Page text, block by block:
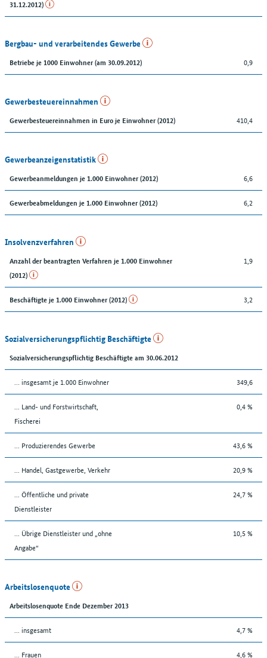
31.12.2012)
Bergbau- und verarbeitendes Gewerbe
Betriebe je 1000 Einwohner (am 30.09.2012) 0,9
Gewerbesteuereinnahmen
Gewerbesteuereinnahmen in Euro je Einwohner (2012) 410,4
Gewerbeanzeigenstatistik
Gewerbeanmeldungen je 1.000 Einwohner (2012) 6,6
Gewerbeabmeldungen je 1.000 Einwohner (2012) 6,2
Insolvenzverfahren
Anzahl der beantragten Verfahren je 1.000 Einwohner
(2012)
1,9
Beschäftigte je 1.000 Einwohner (2012) 3,2
Sozialversicherungspflichtig Beschäftigte
Sozialversicherungspflichtig Beschäftigte am 30.06.2012
… insgesamt je 1.000 Einwohner 349,6
... Land- und Forstwirtschaft,
Fischerei
0,4 %
... Produzierendes Gewerbe 43,6 %
... Handel, Gastgewerbe, Verkehr 20,9 %
... Öffentliche und private
Dienstleister
24,7 %
... Übrige Dienstleister und „ohne
Angabe“
10,5 %
Arbeitslosenquote
Arbeitslosenquote Ende Dezember 2013
... insgesamt 4,7 %
... Frauen 4,6 %